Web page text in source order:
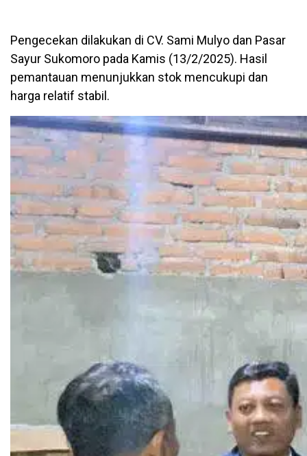
Pengecekan dilakukan di CV. Sami Mulyo dan Pasar
Sayur Sukomoro pada Kamis (13/2/2025). Hasil
pemantauan menunjukkan stok mencukupi dan
harga relatif stabil.